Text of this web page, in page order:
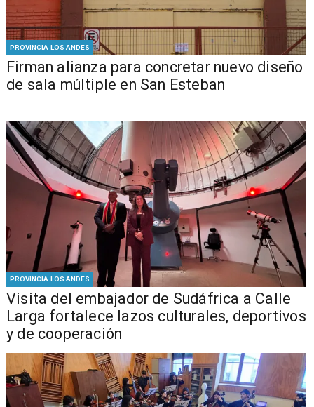
PROVINCIA LOS ANDES
​​Firman alianza para concretar nuevo diseño
de sala múltiple en San Esteban
PROVINCIA LOS ANDES
​Visita del embajador de Sudáfrica a Calle
Larga fortalece lazos culturales, deportivos
y de cooperación